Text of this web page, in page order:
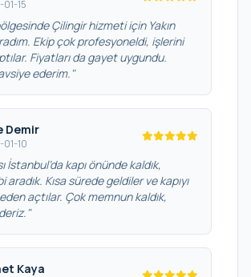
15
Çilingir hizmeti için Yakın
Ekip çok profesyoneldi, işlerini
Fiyatları da gayet uygundu.
ederim."
Demir
10
İstanbul’da kapı önünde kaldık,
aradık. Kısa sürede geldiler ve kapıyı
açtılar. Çok memnun kaldık,
Kaya